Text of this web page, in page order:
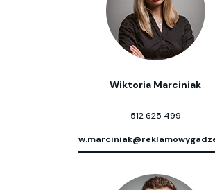
Wiktoria Marciniak
512 625 499